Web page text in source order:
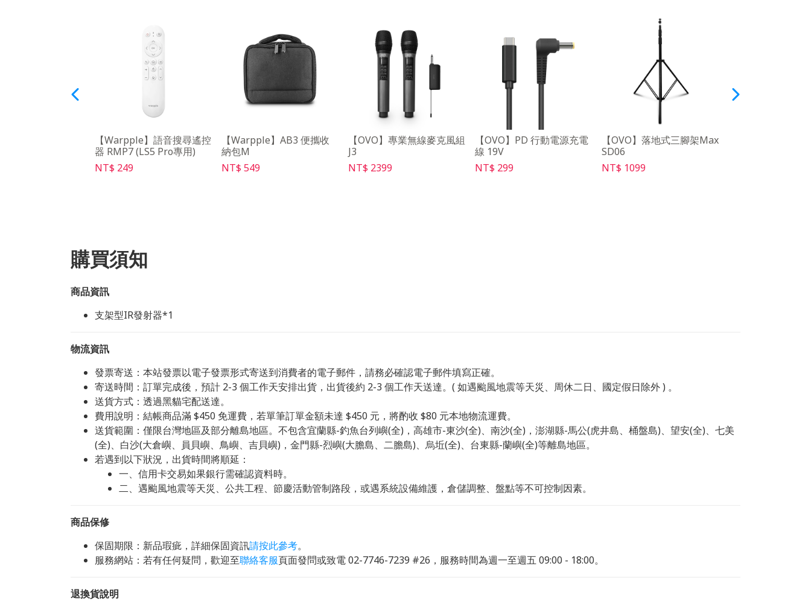
【Warpple】語音搜尋遙控
器 RMP7 (LS5 Pro專用)
NT$ 249
【Warpple】AB3 便攜收
納包M
NT$ 549
【OVO】專業無線麥克風組
J3
NT$ 2399
【OVO】PD 行動電源充電
線 19V
NT$ 299
【OVO】落地式三腳架Max
SD06
NT$ 1099
購買須知
商品資訊
支架型IR發射器*1
物流資訊
發票寄送：本站發票以電子發票形式寄送到消費者的電子郵件，請務必確認電子郵件填寫正確。
寄送時間：訂單完成後，預計 2-3 個工作天安排出貨，出貨後約 2-3 個工作天送達。( 如遇颱風地震等天災、周休二日、國定假日除外 ) 。
送貨方式：透過黑貓宅配送達。
費用說明：結帳商品滿 $450 免運費，若單筆訂單金額未達 $450 元，將酌收 $80 元本地物流運費。
送貨範圍：僅限台灣地區及部分離島地區。不包含宜蘭縣-釣魚台列嶼(全)，高雄市-東沙(全)、南沙(全)，澎湖縣-馬公(虎井島、桶盤島)、望安(全)、七美
(全)、白沙(大倉嶼、員貝嶼、鳥嶼、吉貝嶼)，金門縣-烈嶼(大膽島、二膽島)、烏坵(全)、台東縣-蘭嶼(全)等離島地區。
若遇到以下狀況，出貨時間將順延：
一、信用卡交易如果銀行需確認資料時。
二、遇颱風地震等天災、公共工程、節慶活動管制路段，或遇系統設備維護，倉儲調整、盤點等不可控制因素。
商品保修
保固期限：新品瑕疵，詳細保固資訊請按此參考。
服務網站：若有任何疑問，歡迎至聯絡客服頁面發問或致電 02-7746-7239 #26，服務時間為週一至週五 09:00 - 18:00。
退換貨說明